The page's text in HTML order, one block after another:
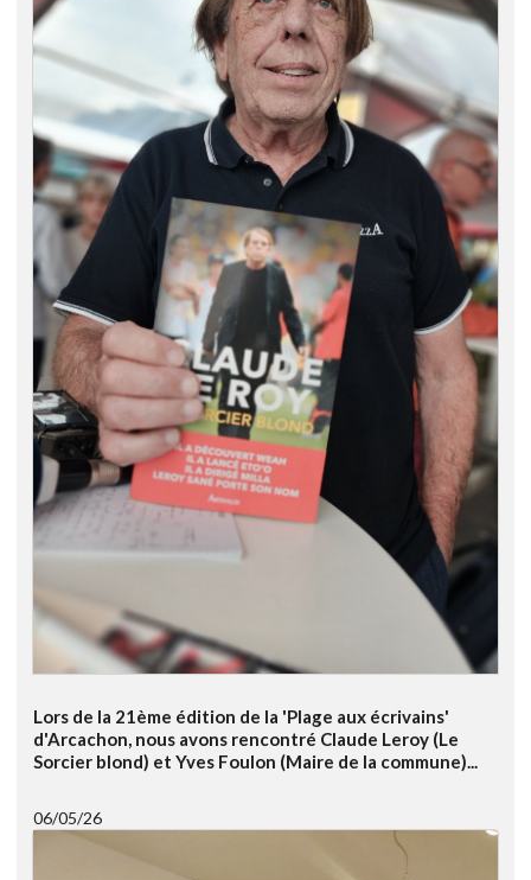
Lors de la 21ème édition de la 'Plage aux écrivains'
d'Arcachon, nous avons rencontré Claude Leroy (Le
Sorcier blond) et Yves Foulon (Maire de la commune)...
06/05/26